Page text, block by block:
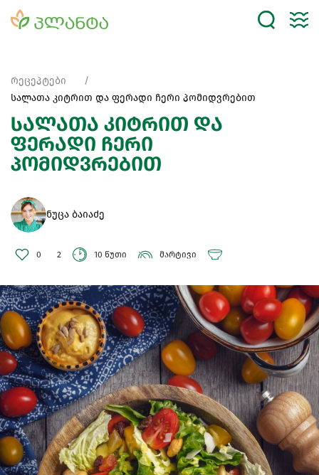
რეცეპტები
სალათა კიტრით და ფერადი ჩერი პომიდვრებით
სალათა კიტრით და
ფერადი ჩერი
პომიდვრებით
ნუცა ბაიაძე
0 2 10 წუთი მარტივი